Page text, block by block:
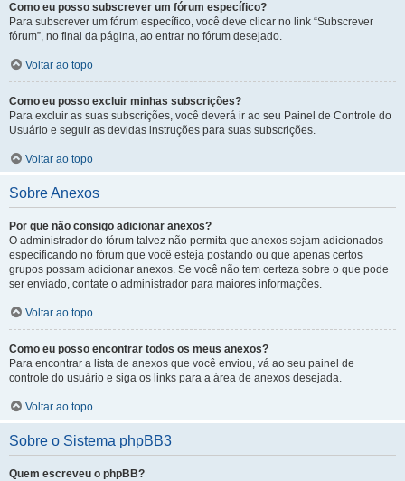
Como eu posso subscrever um fórum específico?
Para subscrever um fórum específico, você deve clicar no link “Subscrever
fórum”, no final da página, ao entrar no fórum desejado.
Voltar ao topo
Como eu posso excluir minhas subscrições?
Para excluir as suas subscrições, você deverá ir ao seu Painel de Controle do
Usuário e seguir as devidas instruções para suas subscrições.
Voltar ao topo
Sobre Anexos
Por que não consigo adicionar anexos?
O administrador do fórum talvez não permita que anexos sejam adicionados
especificando no fórum que você esteja postando ou que apenas certos
grupos possam adicionar anexos. Se você não tem certeza sobre o que pode
ser enviado, contate o administrador para maiores informações.
Voltar ao topo
Como eu posso encontrar todos os meus anexos?
Para encontrar a lista de anexos que você enviou, vá ao seu painel de
controle do usuário e siga os links para a área de anexos desejada.
Voltar ao topo
Sobre o Sistema phpBB3
Quem escreveu o phpBB?